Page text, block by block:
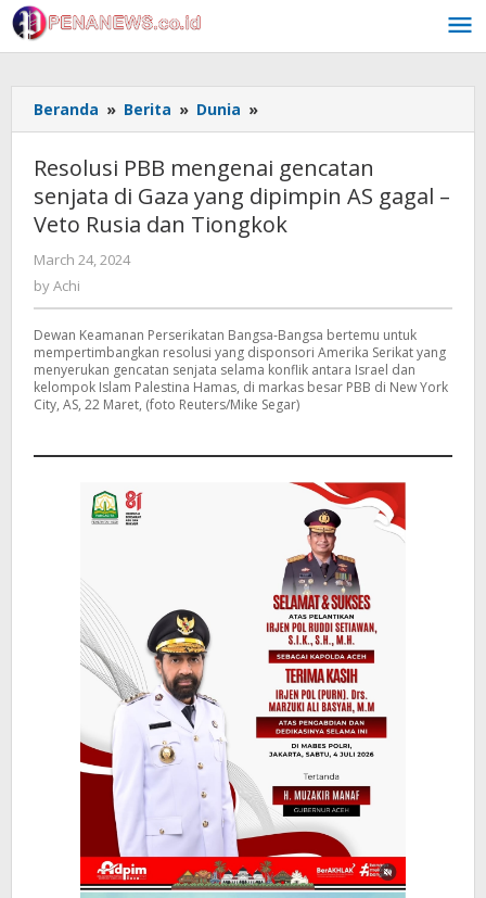
Skip
to
content
Beranda » Berita » Dunia »
PBB
gencatan
senjata
di
AS
gagal
-
Veto
Rusia
Tiongkok
Resolusi PBB mengenai gencatan
senjata di Gaza yang dipimpin AS gagal –
Veto Rusia dan Tiongkok
March 24, 2024
byAchi
Dewan Keamanan Perserikatan Bangsa-Bangsa bertemu untuk
mempertimbangkan resolusi yang disponsori Amerika Serikat yang
menyerukan gencatan senjata selama konflik antara Israel dan
kelompok Islam Palestina Hamas, di markas besar PBB di New York
City, AS, 22 Maret, (foto Reuters/Mike Segar)